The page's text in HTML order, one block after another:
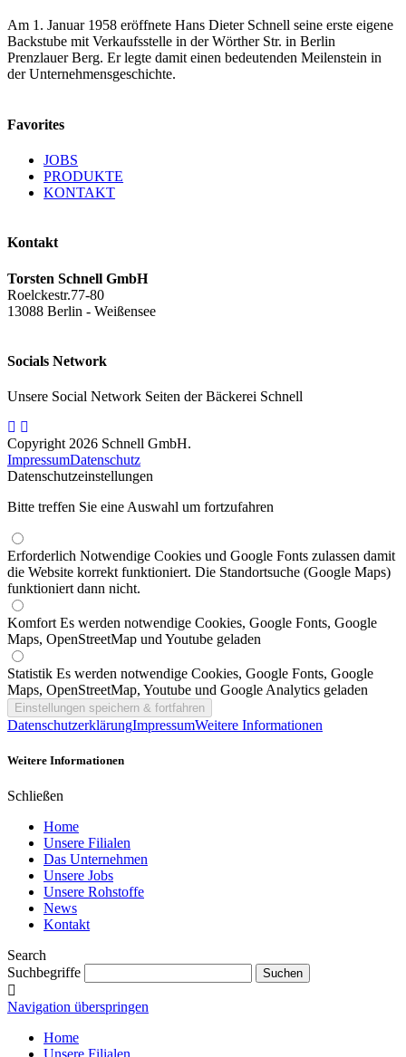
Am 1. Januar 1958 eröffnete Hans Dieter Schnell seine erste eigene
Backstube mit Verkaufsstelle in der Wörther Str. in Berlin
Prenzlauer Berg. Er legte damit einen bedeutenden Meilenstein in
der Unternehmensgeschichte.
Favorites
JOBS
PRODUKTE
KONTAKT
Kontakt
Torsten Schnell GmbH
Roelckestr.77-80
13088 Berlin - Weißensee
Socials Network
Unsere Social Network Seiten der Bäckerei Schnell
Copyright 2026 Schnell GmbH.
ImpressumDatenschutz
Datenschutzeinstellungen
Bitte treffen Sie eine Auswahl um fortzufahren
Erforderlich Notwendige Cookies und Google Fonts zulassen damit
die Website korrekt funktioniert. Die Standortsuche (Google Maps)
funktioniert dann nicht.
Komfort Es werden notwendige Cookies, Google Fonts, Google
Maps, OpenStreetMap und Youtube geladen
Statistik Es werden notwendige Cookies, Google Fonts, Google
Maps, OpenStreetMap, Youtube und Google Analytics geladen
DatenschutzerklärungImpressumWeitere Informationen
Weitere Informationen
Schließen
Home
Unsere Filialen
Das Unternehmen
Unsere Jobs
Unsere Rohstoffe
News
Kontakt
Search
Suchbegriffe
Navigation überspringen
Home